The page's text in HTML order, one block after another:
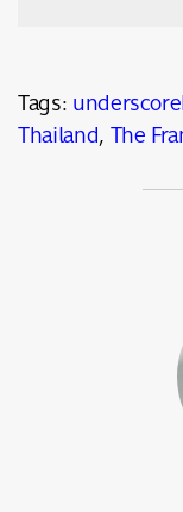
Tags:
Thailand,The